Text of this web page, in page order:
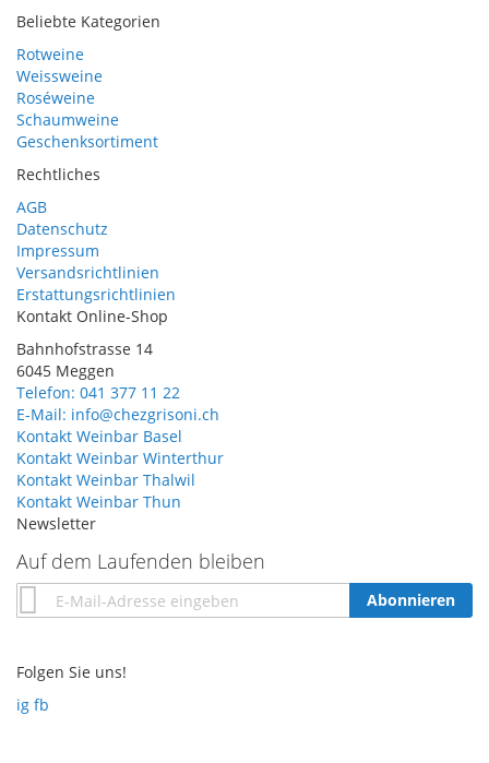
Beliebte Kategorien
Rotweine
Weissweine
Roséweine
Schaumweine
Geschenksortiment
Rechtliches
AGB
Datenschutz
Impressum
Versandsrichtlinien
Erstattungsrichtlinien
Kontakt Online-Shop
Bahnhofstrasse 14
6045 Meggen
Telefon: 041 377 11 22
E-Mail: info@chezgrisoni.ch
Kontakt Weinbar Basel
Kontakt Weinbar Winterthur
Kontakt Weinbar Thalwil
Kontakt Weinbar Thun
Newsletter
Auf dem Laufenden bleiben
Annmeldung
zum
Abonnieren
Folgen Sie uns!
ig fb